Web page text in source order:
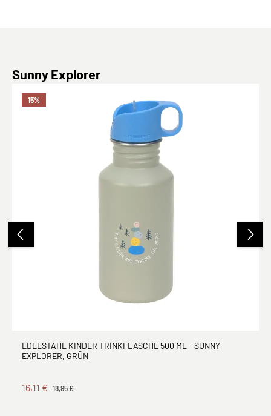
Produktgalerie überspringen
Sunny Explorer
15%
EDELSTAHL KINDER TRINKFLASCHE 500 ML - SUNNY
EXPLORER, GRÜN
16,11 € 18,95 €